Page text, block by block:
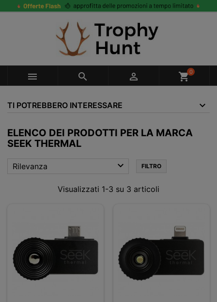
   shopping_cart0
TI POTREBBERO INTERESSARE
ELENCO DEI PRODOTTI PER LA MARCA
SEEK THERMAL
Rilevanza  FILTRO
Visualizzati 1-3 su 3 articoli